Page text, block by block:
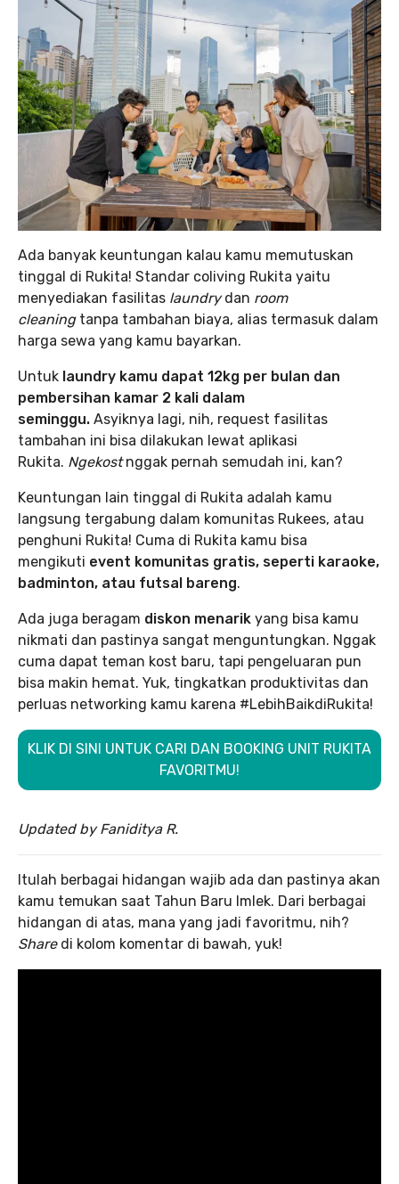
Ada banyak keuntungan kalau kamu memutuskan
tinggal di Rukita! Standar coliving Rukita yaitu
menyediakan fasilitas laundrydan room
cleaningtanpa tambahan biaya, alias termasuk dalam
harga sewa yang kamu bayarkan.
Untuk laundry kamu dapat 12kg per bulan dan
pembersihan kamar 2 kali dalam
seminggu. Asyiknya lagi, nih, request fasilitas
tambahan ini bisa dilakukan lewat aplikasi
Rukita. Ngekostnggak pernah semudah ini, kan?
Keuntungan lain tinggal di Rukita adalah kamu
langsung tergabung dalam komunitas Rukees, atau
penghuni Rukita! Cuma di Rukita kamu bisa
mengikuti event komunitas gratis, seperti karaoke,
badminton, atau futsal bareng.
Ada juga beragam diskon menarik yang bisa kamu
nikmati dan pastinya sangat menguntungkan. Nggak
cuma dapat teman kost baru, tapi pengeluaran pun
bisa makin hemat. Yuk, tingkatkan produktivitas dan
perluas networking kamu karena #LebihBaikdiRukita!
KLIK DI SINI UNTUK CARI DAN BOOKING UNIT RUKITA
FAVORITMU!
Updated by Faniditya R.
Itulah berbagai hidangan wajib ada dan pastinya akan
kamu temukan saat Tahun Baru Imlek. Dari berbagai
hidangan di atas, mana yang jadi favoritmu, nih?
Share di kolom komentar di bawah, yuk!